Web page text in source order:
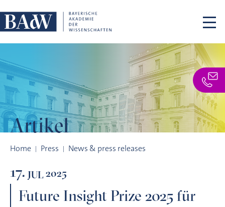
Artikel
Home Press News & press releases
17. JUL 2025
Future Insight Prize 2025 für